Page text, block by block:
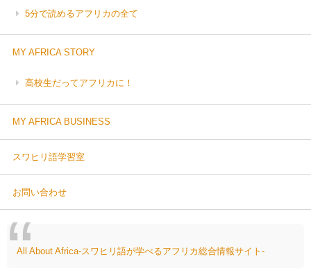
5分で読めるアフリカの全て
MY AFRICA STORY
高校生だってアフリカに！
MY AFRICA BUSINESS
スワヒリ語学習室
お問い合わせ
All About Africa-スワヒリ語が学べるアフリカ総合情報サイト-